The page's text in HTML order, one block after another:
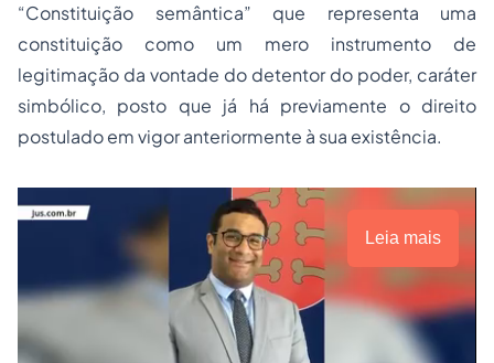
“Constituição semântica” que representa uma
constituição como um mero instrumento de
legitimação da vontade do detentor do poder, caráter
simbólico, posto que já há previamente o direito
postulado em vigor anteriormente à sua existência.
Leia mais